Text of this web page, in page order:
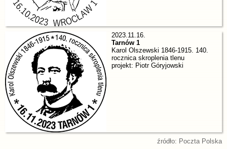
2023.11.16.
Tarnów 1
Karol Olszewski 1846-1915. 140.
rocznica skroplenia tlenu
projekt: Piotr Góryjowski
źródło: Poczta Polska